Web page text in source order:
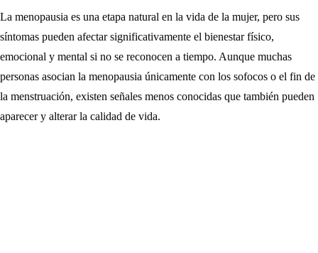
La menopausia es una etapa natural en la vida de la mujer, pero sus
síntomas pueden afectar significativamente el bienestar físico,
emocional y mental si no se reconocen a tiempo. Aunque muchas
personas asocian la menopausia únicamente con los sofocos o el fin de
la menstruación, existen señales menos conocidas que también pueden
aparecer y alterar la calidad de vida.